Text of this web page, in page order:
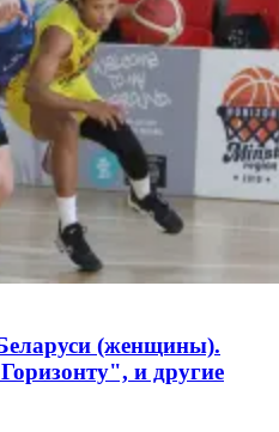
(женщины).
и другие